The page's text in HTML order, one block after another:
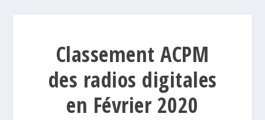
Classement ACPM
des radios digitales
en Février 2020